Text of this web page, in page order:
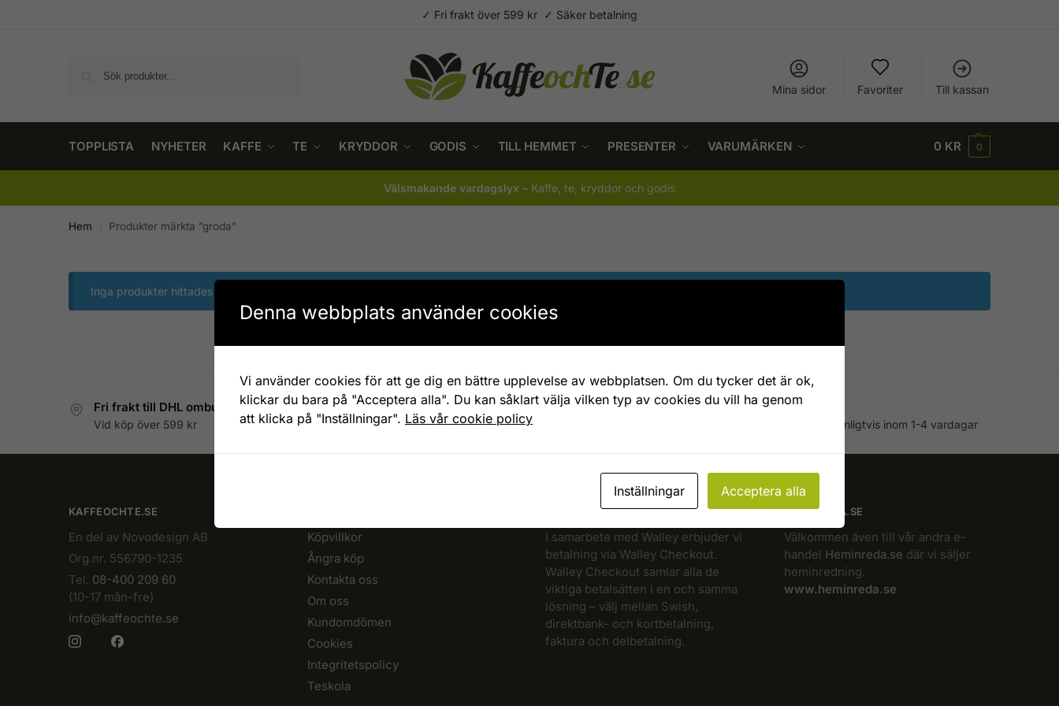
✓ Fri frakt över 599 kr ✓ Säker betalning
Mina sidor Favoriter Till kassan
TOPPLISTA NYHETER KAFFE TE KRYDDOR GODIS TILL HEMMET PRESENTER VARUMÄRKEN 0 KR 0
Välsmakande vardagslyx – Kaffe, te, kryddor och godis
Hem Produkter märkta ”groda”
Inga produkter hittades som motsvarar ditt val.
Fri frakt till DHL ombud
Vid köp över 599 kr
Snabb, enkel och säker betalning
Betala allt direkt eller lite i taget med Walley
Snabb leverans
Lagervaror skickas vanligtvis inom 1-4 vardagar
KAFFEOCHTE.SE
En del av Novodesign AB
Org.nr. 556790-1235
Tel. 08-400 209 60
(10-17 mån-fre)
info@kaffeochte.se
Köpvillkor
Ångra köp
Kontakta oss
Om oss
Kundomdömen
Cookies
Integritetspolicy
Teskola
BETALA TRYGGT OCH ENKELT
I samarbete med Walley erbjuder vi
betalning via Walley Checkout.
Walley Checkout samlar alla de
viktiga betalsätten i en och samma
lösning – välj mellan Swish,
direktbank- och kortbetalning,
faktura och delbetalning.
HEMINREDA.SE
Välkommen även till vår andra e-
handel Heminreda.se där vi säljer
heminredning.
www.heminreda.se
Denna webbplats använder cookies
Vi använder cookies för att ge dig en bättre upplevelse av webbplatsen. Om du tycker det är ok,
klickar du bara på "Acceptera alla". Du kan såklart välja vilken typ av cookies du vill ha genom
att klicka på "Inställningar". Läs vår cookie policy
Inställningar Acceptera alla